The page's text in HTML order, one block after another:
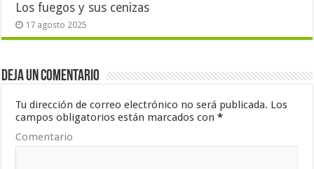
Los fuegos y sus cenizas
17 agosto 2025
Deja un comentario
Tu dirección de correo electrónico no será publicada. Los
campos obligatorios están marcados con*
Comentario